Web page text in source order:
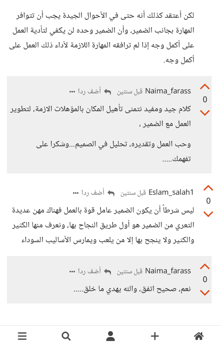
لكن أعتقد كذلك أنه حتى في الأحوال الجيدة يجب أن تتوافر
المهارة بجانب الضمير، وأن الضمير وحده لن يكفي لتأدية العمل
على أكمل وجه إذا لم ترافقه المهارة اللازمة لأداء ذلك العمل على
أكمل وجه.
0
Naima_farass قبل سنتين أضف ردا
كلام جيد ومفيد نتمنى تأهيل المكان بالمؤهلات الازمة، لتطوير
العمل مع الضمير ،
وحب العمل وتقديره، تحليل في الصميم...وشكرا على
تفهمك.....
0
Eslam_salah1 قبل سنتين أضف ردا
ليس شرطاً أن يكون الضمير عامل قوة بالعمل فهناك مهن عديدة
التعري من الضمير هو أول طريق النجاح بها، ونعرف منها الكثير
والكثير ولا ينجح بها إلا من يلعب ويمارس الأساليب السوداء
0
Naima_farass قبل سنتين أضف ردا
نعم، صحيح اتفق، والله يهدي ما خلق.....